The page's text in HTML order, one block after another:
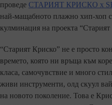
проведе СТАРИЯТ КРИСКО x
най-мащабното плажно хип-хоп
кулминация на проекта
“Старият Криско” не е просто
времето, която ни връща към
класа, самочувствие и много
живи инструменти, олд скуул
на новото поколение. Това е